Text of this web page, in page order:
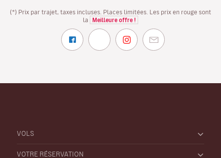
(*) Prix par trajet, taxes incluses. Places limitées. Les prix en rouge sont
la
Meilleure offre !
VOLS
VOTRE RÉSERVATION